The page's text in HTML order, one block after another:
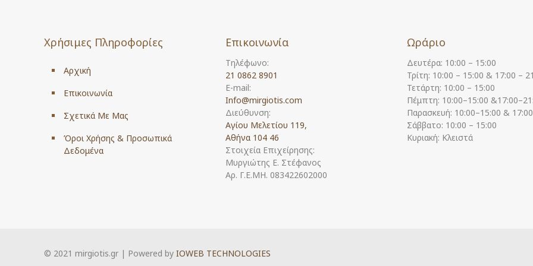
Χρήσιμες Πληροφορίες
Αρχική
Επικοινωνία
Σχετικά Με Μας
Όροι Χρήσης & Προσωπικά
Δεδομένα
Επικοινωνία
Τηλέφωνο:
21 0862 8901
E-mail:
Info@mirgiotis.com
Διεύθυνση:
Αγίου Μελετίου 119,
Αθήνα 104 46
Στοιχεία Επιχείρησης:
Μυργιώτης Ε. Στέφανος
Αρ. Γ.Ε.ΜΗ. 083422602000
Ωράριο
Δευτέρα: 10:00 – 15:00
Τρίτη: 10:00 – 15:00 & 17:00 –
Τετάρτη: 10:00 – 15:00
Πέμπτη: 10:00–15:00
Παρασκευή: 10:00–15:00 &
Σάββατο: 10:00 – 15:00
Κυριακή: Κλειστά
© 2021 mirgiotis.gr | Powered by IOWEB TECHNOLOGIES